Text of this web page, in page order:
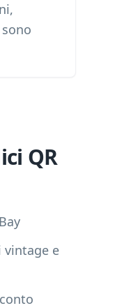
QR
vintage e